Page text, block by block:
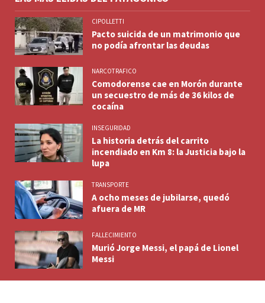
CIPOLLETTI
Pacto suicida de un matrimonio que
no podía afrontar las deudas
NARCOTRAFICO
Comodorense cae en Morón durante
un secuestro de más de 36 kilos de
cocaína
INSEGURIDAD
La historia detrás del carrito
incendiado en Km 8: la Justicia bajo la
lupa
TRANSPORTE
A ocho meses de jubilarse, quedó
afuera de MR
FALLECIMIENTO
Murió Jorge Messi, el papá de Lionel
Messi